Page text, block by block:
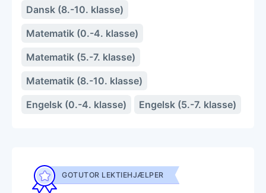
Dansk (8.-10. klasse)
Matematik (0.-4. klasse)
Matematik (5.-7. klasse)
Matematik (8.-10. klasse)
Engelsk (0.-4. klasse)
Engelsk (5.-7. klasse)
GOTUTOR LEKTIEHJÆLPER